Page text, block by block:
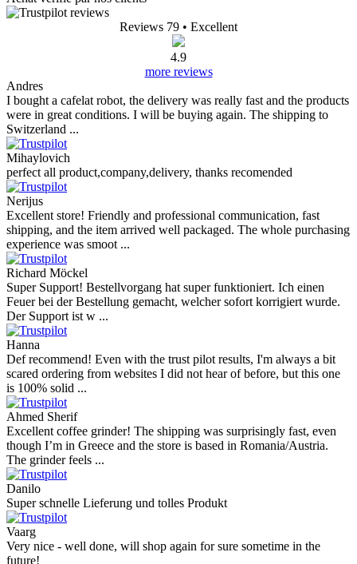
Reviews 79 • Excellent
4.9
more reviews
Andres
I bought a cafelat robot, the delivery was really fast and the products
were in great conditions. I will be buying again. The shipping to
Switzerland ...
Mihaylovich
perfect all product,company,delivery, thanks recomended
Nerijus
Excellent store! Friendly and professional communication, fast
shipping, and the item arrived well packaged. The whole purchasing
experience was smoot ...
Richard Möckel
Super Support! Bestellvorgang hat super funktioniert. Ich einen
Feuer bei der Bestellung gemacht, welcher sofort korrigiert wurde.
Der Support ist w ...
Hanna
Def recommend! Even with the trust pilot results, I'm always a bit
scared ordering from websites I did not hear of before, but this one
is 100% solid ...
Ahmed Sherif
Excellent coffee grinder! The shipping was surprisingly fast, even
though I’m in Greece and the store is based in Romania/Austria.
The grinder feels ...
Danilo
Super schnelle Lieferung und tolles Produkt
Vaarg
Very nice - well done, will shop again for sure sometime in the
future!